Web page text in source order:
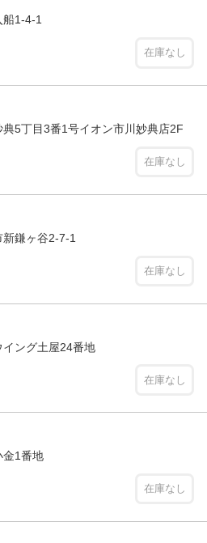
1-4-1
在庫なし
5丁目3番1号イオン市川妙典店2F
在庫なし
鎌ヶ谷2-7-1
在庫なし
ング土屋24番地
在庫なし
1番地
在庫なし